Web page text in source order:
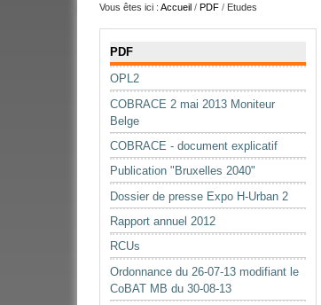
Vous êtes ici : Accueil / PDF / Etudes
PDF
OPL2
COBRACE 2 mai 2013 Moniteur
Belge
COBRACE - document explicatif
Publication "Bruxelles 2040"
Dossier de presse Expo H-Urban 2
Rapport annuel 2012
RCUs
Ordonnance du 26-07-13 modifiant le
CoBAT MB du 30-08-13